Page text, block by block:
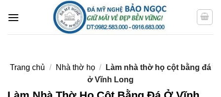
qua
Trang chủ / Nhà thờ họ /
Làm nhà thờ họ cột bằng đá
ở Vĩnh Long